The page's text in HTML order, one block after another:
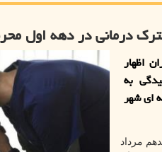
اظهار
به
ای شهر
مرداد